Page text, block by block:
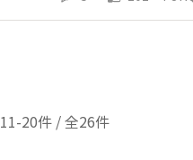
11-20件 / 全26件